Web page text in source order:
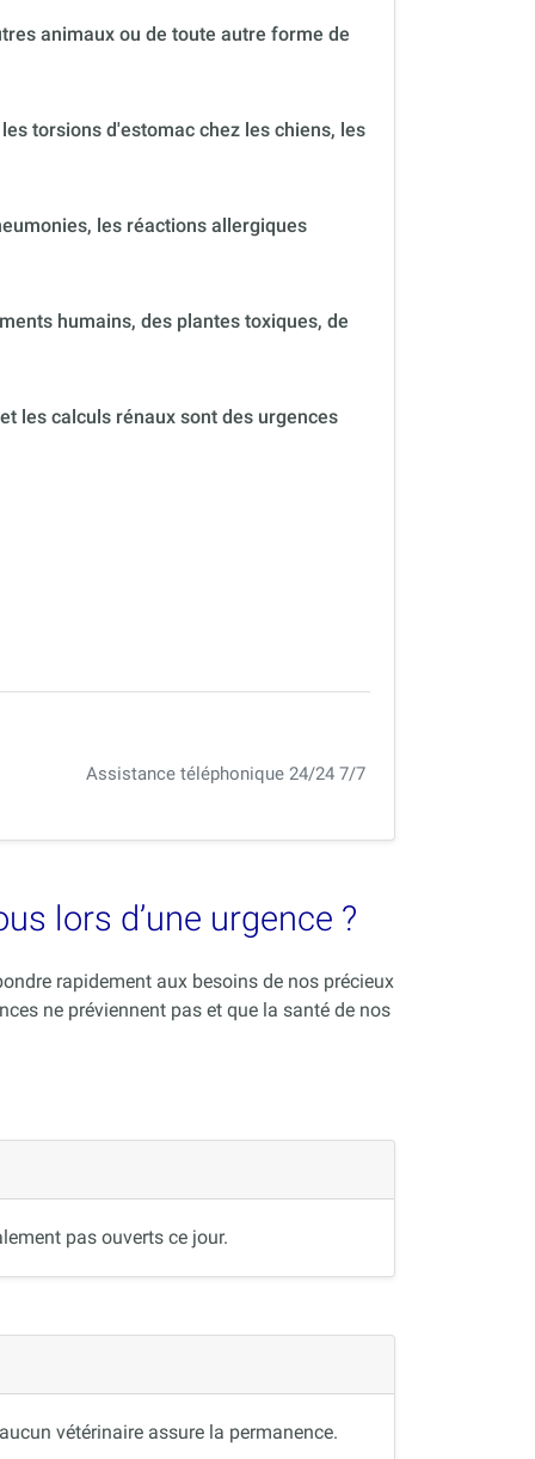
animaux ou de toute autre forme de
torsions d'estomac chez les chiens, les
les réactions allergiques
humains, des plantes toxiques, de
les calculs rénaux sont des urgences
Assistance téléphonique 24/24 7/7
lors d’une urgence ?
rapidement aux besoins de nos précieux
ne préviennent pas et que la santé de nos
pas ouverts ce jour.
vétérinaire assure la permanence.